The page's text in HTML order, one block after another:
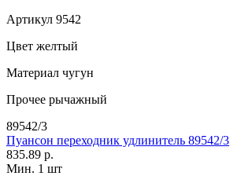
Артикул 9542
Цвет желтый
Материал чугун
Прочее рычажный
89542/3
Пуансон переходник удлинитель 89542/3
835.89 р.
Мин. 1 шт